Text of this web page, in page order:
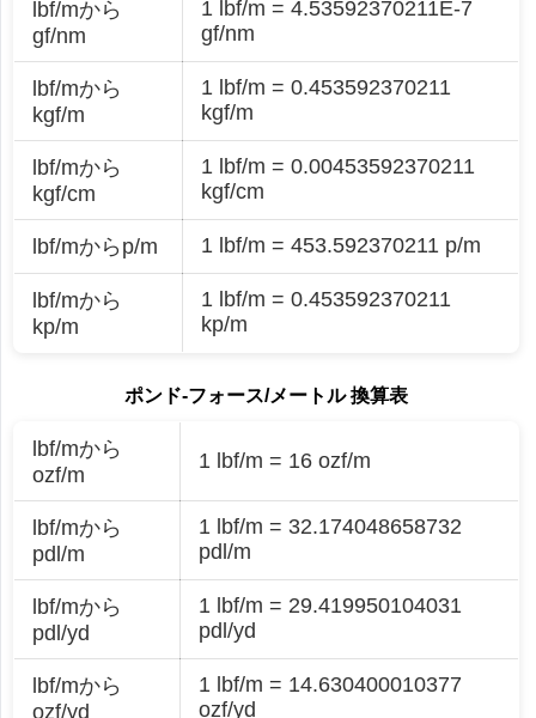
lbf/mから
gf/nm
1 lbf/m = 4.53592370211E-7
gf/nm
lbf/mから
kgf/m
1 lbf/m = 0.453592370211
kgf/m
lbf/mから
kgf/cm
1 lbf/m = 0.00453592370211
kgf/cm
lbf/mからp/m 1 lbf/m = 453.592370211 p/m
lbf/mから
kp/m
1 lbf/m = 0.453592370211
kp/m
ポンド-フォース/メートル 換算表
lbf/mから
ozf/m
1 lbf/m = 16 ozf/m
lbf/mから
pdl/m
1 lbf/m = 32.174048658732
pdl/m
lbf/mから
pdl/yd
1 lbf/m = 29.419950104031
pdl/yd
lbf/mから
ozf/yd
1 lbf/m = 14.630400010377
ozf/yd